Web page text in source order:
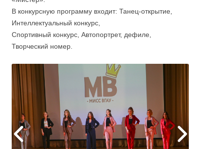
В конкурсную программу входит: Танец-открытие,
Интеллектуальный конкурс,
Спортивный конкурс, Автопортрет, дефиле,
Творческий номер.